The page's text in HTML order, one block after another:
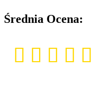
Średnia Ocena: